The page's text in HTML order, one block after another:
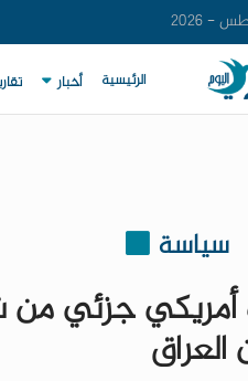
الرئيسية أخبار
سياسة
جزئي من